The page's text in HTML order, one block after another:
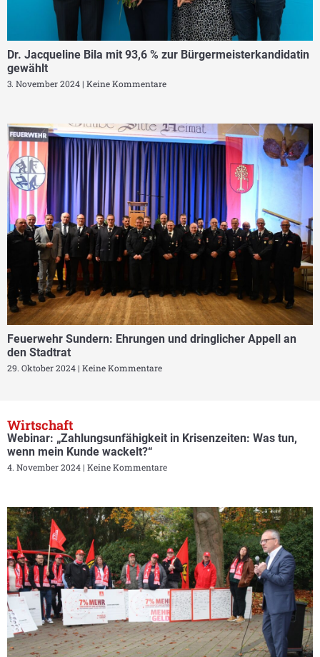
Dr. Jacqueline Bila mit 93,6 % zur Bürgermeisterkandidatin
gewählt
3. November 2024 Keine Kommentare
Feuerwehr Sundern: Ehrungen und dringlicher Appell an
den Stadtrat
29. Oktober 2024 Keine Kommentare
Wirtschaft
Webinar: „Zahlungsunfähigkeit in Krisenzeiten: Was tun,
wenn mein Kunde wackelt?“
4. November 2024 Keine Kommentare